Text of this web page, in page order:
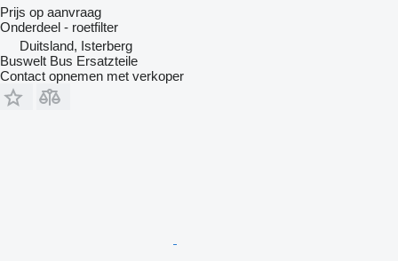
Prijs op aanvraag
Onderdeel - roetfilter
Duitsland, Isterberg
Buswelt Bus Ersatzteile
Contact opnemen met verkoper